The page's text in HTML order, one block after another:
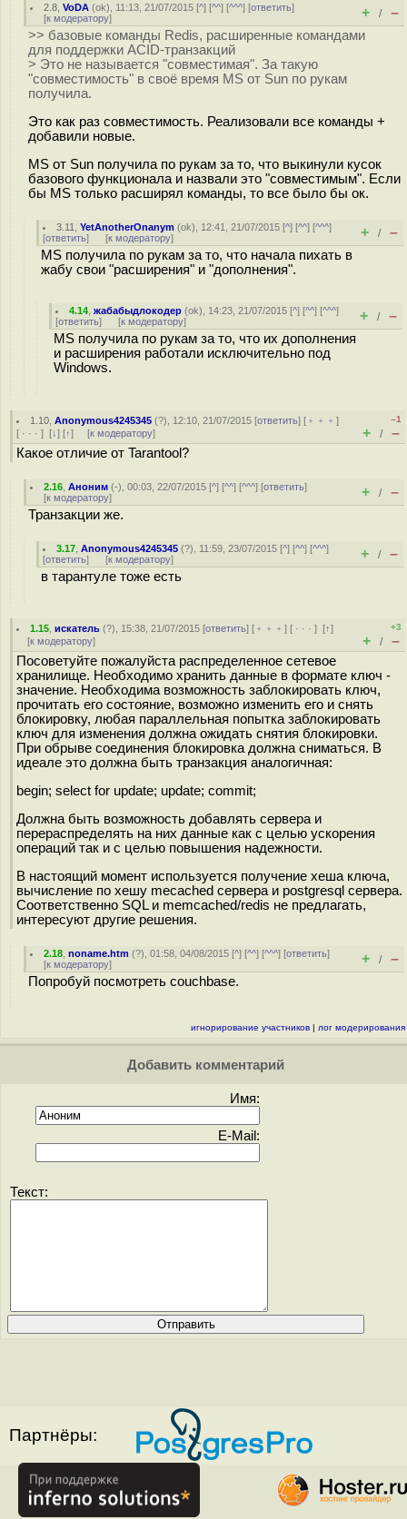
2.8 ,VoDA (ok), 11:13, 21/07/2015 [^] [^^] [^^^] [ответить]
[к модератору] + / –
>> базовые команды Redis, расширенные командами
для поддержки ACID-транзакций
> Это не называется "совместимая". За такую
"совместимость" в своё время MS от Sun по рукам
получила.
Это как раз совместимость. Реализовали все команды +
добавили новые.
MS от Sun получила по рукам за то, что выкинули кусок
базового функционала и назвали это "совместимым". Если
бы MS только расширял команды, то все было бы ок.
3.11 ,YetAnotherOnanym (ok), 12:41, 21/07/2015 [^] [^^] [^^^]
[ответить] [к модератору] + / –
MS получила по рукам за то, что начала пихать в
жабу свои "расширения" и "дополнения".
4.14 ,жабабыдлокодер (ok), 14:23, 21/07/2015 [^] [^^] [^^^]
[ответить] [к модератору] + / –
MS получила по рукам за то, что их дополнения
и расширения работали исключительно под
Windows.
1.10 ,Anonymous4245345 (?), 12:10, 21/07/2015 [ответить] [ ﹢﹢﹢]
[ · · · ] [↓] [↑] [к модератору]
–1
+ / –
Какое отличие от Tarantool?
2.16 ,Аноним (-), 00:03, 22/07/2015 [^] [^^] [^^^] [ответить]
[к модератору] + / –
Транзакции же.
3.17 ,Anonymous4245345 (?), 11:59, 23/07/2015 [^] [^^] [^^^]
[ответить] [к модератору] + / –
в тарантуле тоже есть
1.15 ,искатель (?), 15:38, 21/07/2015 [ответить] [ ﹢﹢﹢] [ · · ·][↑]
[к модератору]
+3
+ / –
Посоветуйте пожалуйста распределенное сетевое
хранилище. Необходимо хранить данные в формате ключ -
значение. Необходима возможность заблокировать ключ,
прочитать его состояние, возможно изменить его и снять
блокировку, любая параллельная попытка заблокировать
ключ для изменения должна ожидать снятия блокировки.
При обрыве соединения блокировка должна сниматься. В
идеале это должна быть транзакция аналогичная:
begin; select for update; update; commit;
Должна быть возможность добавлять сервера и
перераспределять на них данные как с целью ускорения
операций так и с целью повышения надежности.
В настоящий момент используется получение хеша ключа,
вычисление по хешу mecached сервера и postgresql сервера.
Соответственно SQL и memcached/redis не предлагать,
интересуют другие решения.
2.18 ,noname.htm (?), 01:58, 04/08/2015 [^] [^^] [^^^] [ответить]
[к модератору] + / –
Попробуй посмотреть couchbase.
игнорирование участников | лог модерирования
Добавить комментарий
Имя:
E-Mail:
Текст:
Партнёры: